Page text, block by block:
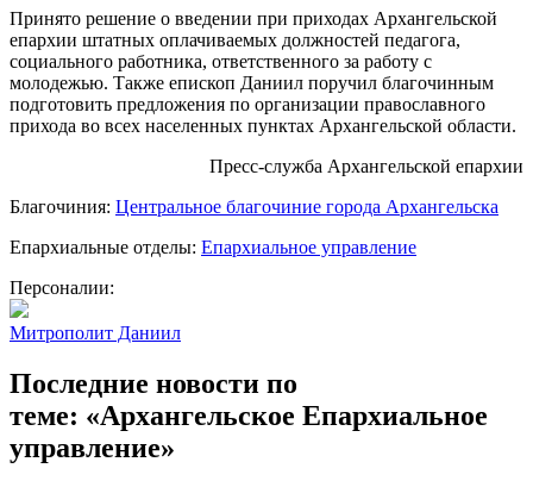
Принято решение о введении при приходах Архангельской
епархии штатных оплачиваемых должностей педагога,
социального работника, ответственного за работу с
молодежью. Также епископ Даниил поручил благочинным
подготовить предложения по организации православного
прихода во всех населенных пунктах Архангельской области.
Пресс-служба Архангельской епархии
Благочиния: Центральное благочиние города Архангельска
Епархиальные отделы: Епархиальное управление
Персоналии:
Митрополит Даниил
Последние новости по
теме: «Архангельское Епархиальное
управление»